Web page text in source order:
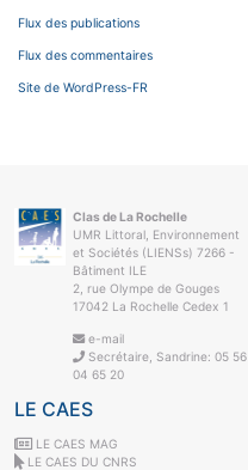
Flux des publications
Flux des commentaires
Site de WordPress-FR
Clas de La Rochelle
UMR Littoral, Environnement
et Sociétés (LIENSs) 7266 -
Bâtiment ILE
2, rue Olympe de Gouges
17042 La Rochelle Cedex 1
e-mail
Secrétaire, Sandrine: 05 56
04 65 20
LE CAES
LE CAES MAG
LE CAES DU CNRS